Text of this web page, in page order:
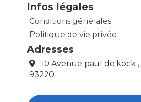
Infos légales
Conditions générales
Politique de vie privée
Adresses
10 Avenue paul de kock ,
93220